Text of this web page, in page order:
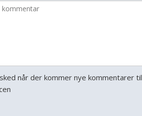
når der kommer nye kommentarer til